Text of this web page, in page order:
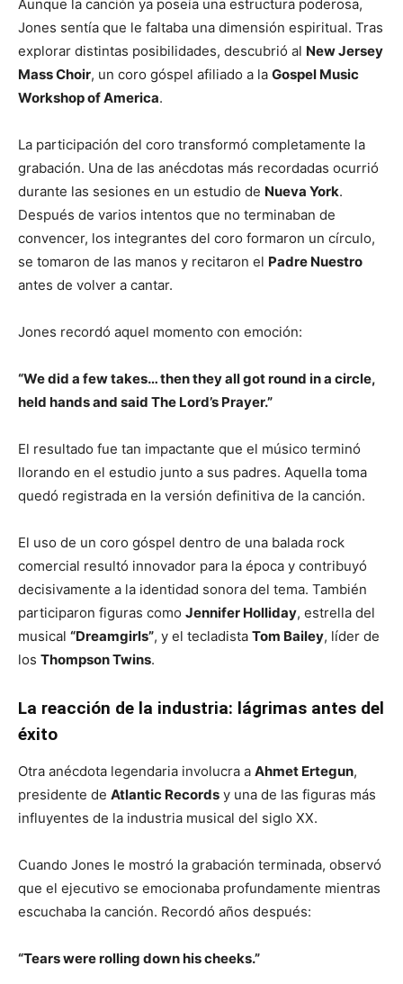
Aunque la canción ya poseía una estructura poderosa,
Jones sentía que le faltaba una dimensión espiritual. Tras
explorar distintas posibilidades, descubrió al New Jersey
Mass Choir, un coro góspel afiliado a la Gospel Music
Workshop of America.
La participación del coro transformó completamente la
grabación. Una de las anécdotas más recordadas ocurrió
durante las sesiones en un estudio de Nueva York.
Después de varios intentos que no terminaban de
convencer, los integrantes del coro formaron un círculo,
se tomaron de las manos y recitaron el Padre Nuestro
antes de volver a cantar.
Jones recordó aquel momento con emoción:
“We did a few takes… then they all got round in a circle,
held hands and said The Lord’s Prayer.”
El resultado fue tan impactante que el músico terminó
llorando en el estudio junto a sus padres. Aquella toma
quedó registrada en la versión definitiva de la canción.
El uso de un coro góspel dentro de una balada rock
comercial resultó innovador para la época y contribuyó
decisivamente a la identidad sonora del tema. También
participaron figuras como Jennifer Holliday, estrella del
musical “Dreamgirls”, y el tecladista Tom Bailey, líder de
los Thompson Twins.
La reacción de la industria: lágrimas antes del
éxito
Otra anécdota legendaria involucra a Ahmet Ertegun,
presidente de Atlantic Records y una de las figuras más
influyentes de la industria musical del siglo XX.
Cuando Jones le mostró la grabación terminada, observó
que el ejecutivo se emocionaba profundamente mientras
escuchaba la canción. Recordó años después:
“Tears were rolling down his cheeks.”